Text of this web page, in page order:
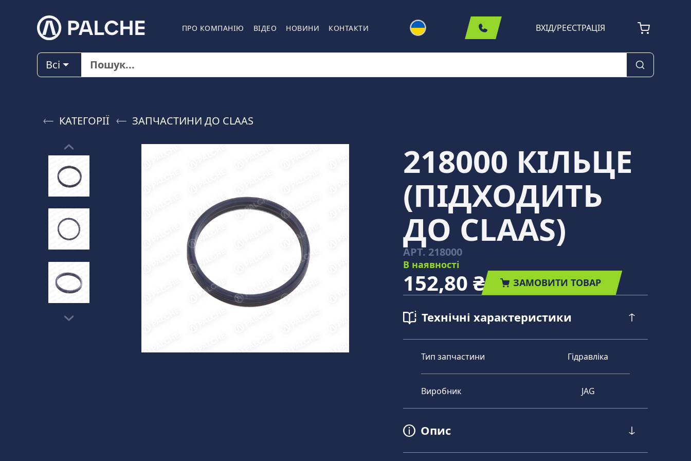
ПРО КОМПАНІЮ ВІДЕО НОВИНИ КОНТАКТИ ВХІД/РЕЄСТРАЦІЯ
Всі
КАТЕГОРІЇ ЗАПЧАСТИНИ ДО CLAAS
218000 КІЛЬЦЕ
(ПІДХОДИТЬ
ДО CLAAS)
АРТ. 218000
В наявності
152,80 ₴ ЗАМОВИТИ ТОВАР
Технічні характеристики
Тип запчастини Гідравліка
Виробник JAG
Опис